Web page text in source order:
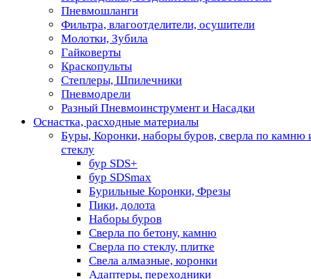
Пневмошланги
Фильтра, влагоотделители, осушители
Молотки, Зубила
Гайковерты
Краскопульты
Степлеры, Шпилечники
Пневмодрели
Разный Пневмоинструмент и Насадки
Оснастка, расходные материалы
Буры, Коронки, наборы буров, сверла по камню
стеклу
бур SDS+
бур SDSmax
Бурильные Коронки, Фрезы
Пики, долота
Наборы буров
Сверла по бетону, камню
Сверла по стеклу, плитке
Свела алмазные, коронки
Адаптеры, переходники